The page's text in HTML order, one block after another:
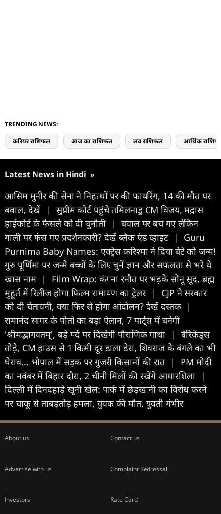
TRENDING NEWS:
करियर राशिफल आज का राशिफल लव राशिफल आर्थिक
Latest News in Hindi »
आसिम मुनीर की सेना ने निहत्थों पर की फायरिंग, 14 की मौत पर
बवाल, देखें
|
सुप्रीम कोर्ट पहुंचे तमिलनाडु CM विजय, मद्रास
हाईकोर्ट के फैसले को दी चुनौती
|
बवाल पर बच गए लेकिन
गाली पर फंस गए प्रदर्शनकारी? देखें ब्लैक एंड व्हाइट |
Guru
Purnima Baby Names: एक्ट्रेस करिश्मा ने दिया बेटे को जन्म!
गुरु पूर्णिमा पर जन्मे बच्चों के लिए चुनें ज्ञान और सफलता से भरे ये
खास नाम
|
Film Wrap: कंगना रनौत पर भड़के सोनू सूद, ब्रह्म
मुहूर्त में रिलीज होगा फिल्म रामायण का ट्रेलर |
CJP ने सरकार
को दी चेतावनी, क्या फिर से होगा आंदोलन? देखें दस्तक
|
रामानंद सागर के पोतों का बड़ा ऐलान, 7 पार्ट्स में बनेगी
'श्रीमद्भागवतम्', बड़े पर्दे पर दिखेगी पौराणिक गाथा
|
बैरिकेड्स
तोड़े, CM हाउस से 1 किमी दूर डाला डेरा, शिवराज के बंगले का भी
घेराव... भोपाल में सड़क पर गुजरी किसानों की रात |
PM मोदी
का नवंबर में बिहार दौरा, 2 चीनी मिलों की रखेंगे आधारशिला
|
दिल्ली में दिनदहाड़े खूनी खेल: पार्क में छेड़खानी का विरोध करने
पर चाकू से ताबड़तोड़ हमला, युवक की मौत, युवती गंभीर
About us Contact us
Advertise with us Complaint Redressal
Investors Rate Card